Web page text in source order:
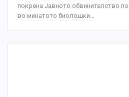
покрена Јавното обвинителство
во минатото биолошки